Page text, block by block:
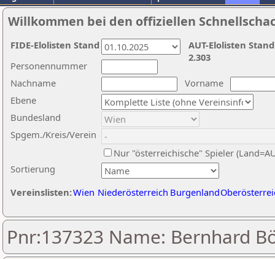
Willkommen bei den offiziellen
Nachname
Vorname
Ebene
Sortierung
Personennummer
Bundesland
Spgem./Kreis/Verein
Nur "österreichische" Spieler
Vereinslisten:Wien Niederösterreich Burgenland
AUT-Elolisten
2.303
FIDE-Elolisten Stand
Pnr:137323 Name: Bernhard